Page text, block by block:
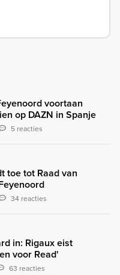
voortaan
op DAZN in Spanje
5 reacties
toe tot Raad van
34 reacties
in: Rigaux eist
voor Read'
63 reacties